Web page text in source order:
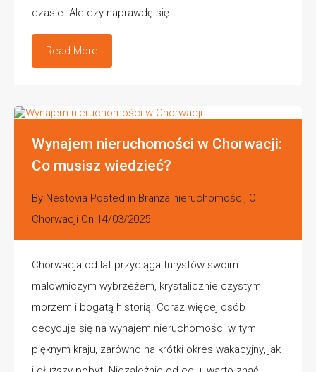
czasie. Ale czy naprawdę się…
Read More
Wynajem nieruchomości w Chorwacji:
Co musisz wiedzieć?
By Nestovia Posted in Branża nieruchomości, O
Chorwacji On 14/03/2025
Chorwacja od lat przyciąga turystów swoim
malowniczym wybrzeżem, krystalicznie czystym
morzem i bogatą historią. Coraz więcej osób
decyduje się na wynajem nieruchomości w tym
pięknym kraju, zarówno na krótki okres wakacyjny, jak